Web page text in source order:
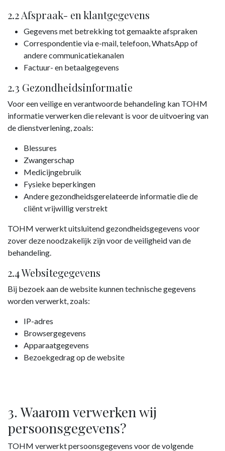
2.2 Afspraak- en klantgegevens
Gegevens met betrekking tot gemaakte afspraken
Correspondentie via e-mail, telefoon, WhatsApp of
andere communicatiekanalen
Factuur- en betaalgegevens
2.3 Gezondheidsinformatie
Voor een veilige en verantwoorde behandeling kan TOHM
informatie verwerken die relevant is voor de uitvoering van
de dienstverlening, zoals:
Blessures
Zwangerschap
Medicijngebruik
Fysieke beperkingen
Andere gezondheidsgerelateerde informatie die de
cliënt vrijwillig verstrekt
TOHM verwerkt uitsluitend gezondheidsgegevens voor
zover deze noodzakelijk zijn voor de veiligheid van de
behandeling.
2.4 Websitegegevens
Bij bezoek aan de website kunnen technische gegevens
worden verwerkt, zoals:
IP-adres
Browsergegevens
Apparaatgegevens
Bezoekgedrag op de website
3. Waarom verwerken wij
persoonsgegevens?
TOHM verwerkt persoonsgegevens voor de volgende